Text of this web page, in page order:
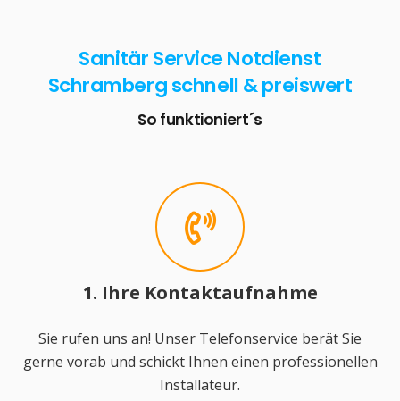
Sanitär Service Notdienst
Schramberg schnell & preiswert
So funktioniert´s
1. Ihre Kontaktaufnahme
Sie rufen uns an! Unser Telefonservice berät Sie
gerne vorab und schickt Ihnen einen professionellen
Installateur.